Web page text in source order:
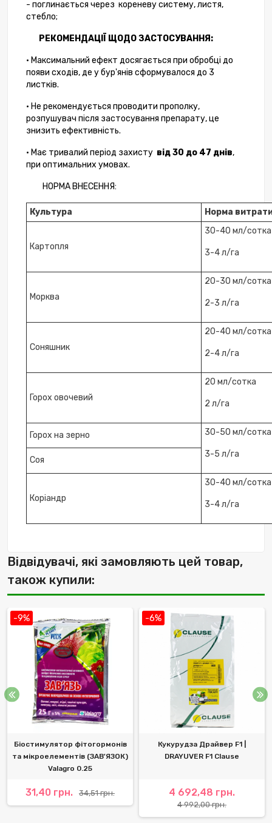
- поглинається через кореневу систему, листя,
стебло;
РЕКОМЕНДАЦІЇ ЩОДО ЗАСТОСУВАННЯ:
• Максимальний ефект досягається при обробці до
появи сходів, де у бур'янів сформувалося до 3
листків.
• Не рекомендується проводити прополку,
розпушувач після застосування препарату, це
знизить ефективність.
• Має тривалий період захисту від 30 до 47 днів,
при оптимальних умовах.
НОРМА ВНЕСЕННЯ:
Культура Норма
Картопля
30-40 мл/сотка
3-4 л/га
Морква
20-30 мл/сотка
2-3 л/га
Соняшник
20-40 мл/сотка
2-4 л/га
Горох овочевий
20 мл/сотка
2 л/га
Горох на зерно 30-50 мл/сотка
3-5 л/га
Соя
Коріандр
30-40 мл/сотка
3-4 л/га
Відвідувачі, які замовляють цей товар,
також купили:
-9%
Біостимулятор фітогормонів
та мікроелементів (ЗАВ'ЯЗОК)
Valagro 0.25
31,40 грн. 34,51 грн.
-6%
Кукурудза Драйвер F1 |
DRAYUVER F1 Clause
4 692,48 грн.
4 992,00 грн.